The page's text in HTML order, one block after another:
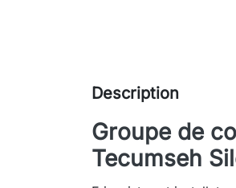
Description
Groupe de
Tecumseh